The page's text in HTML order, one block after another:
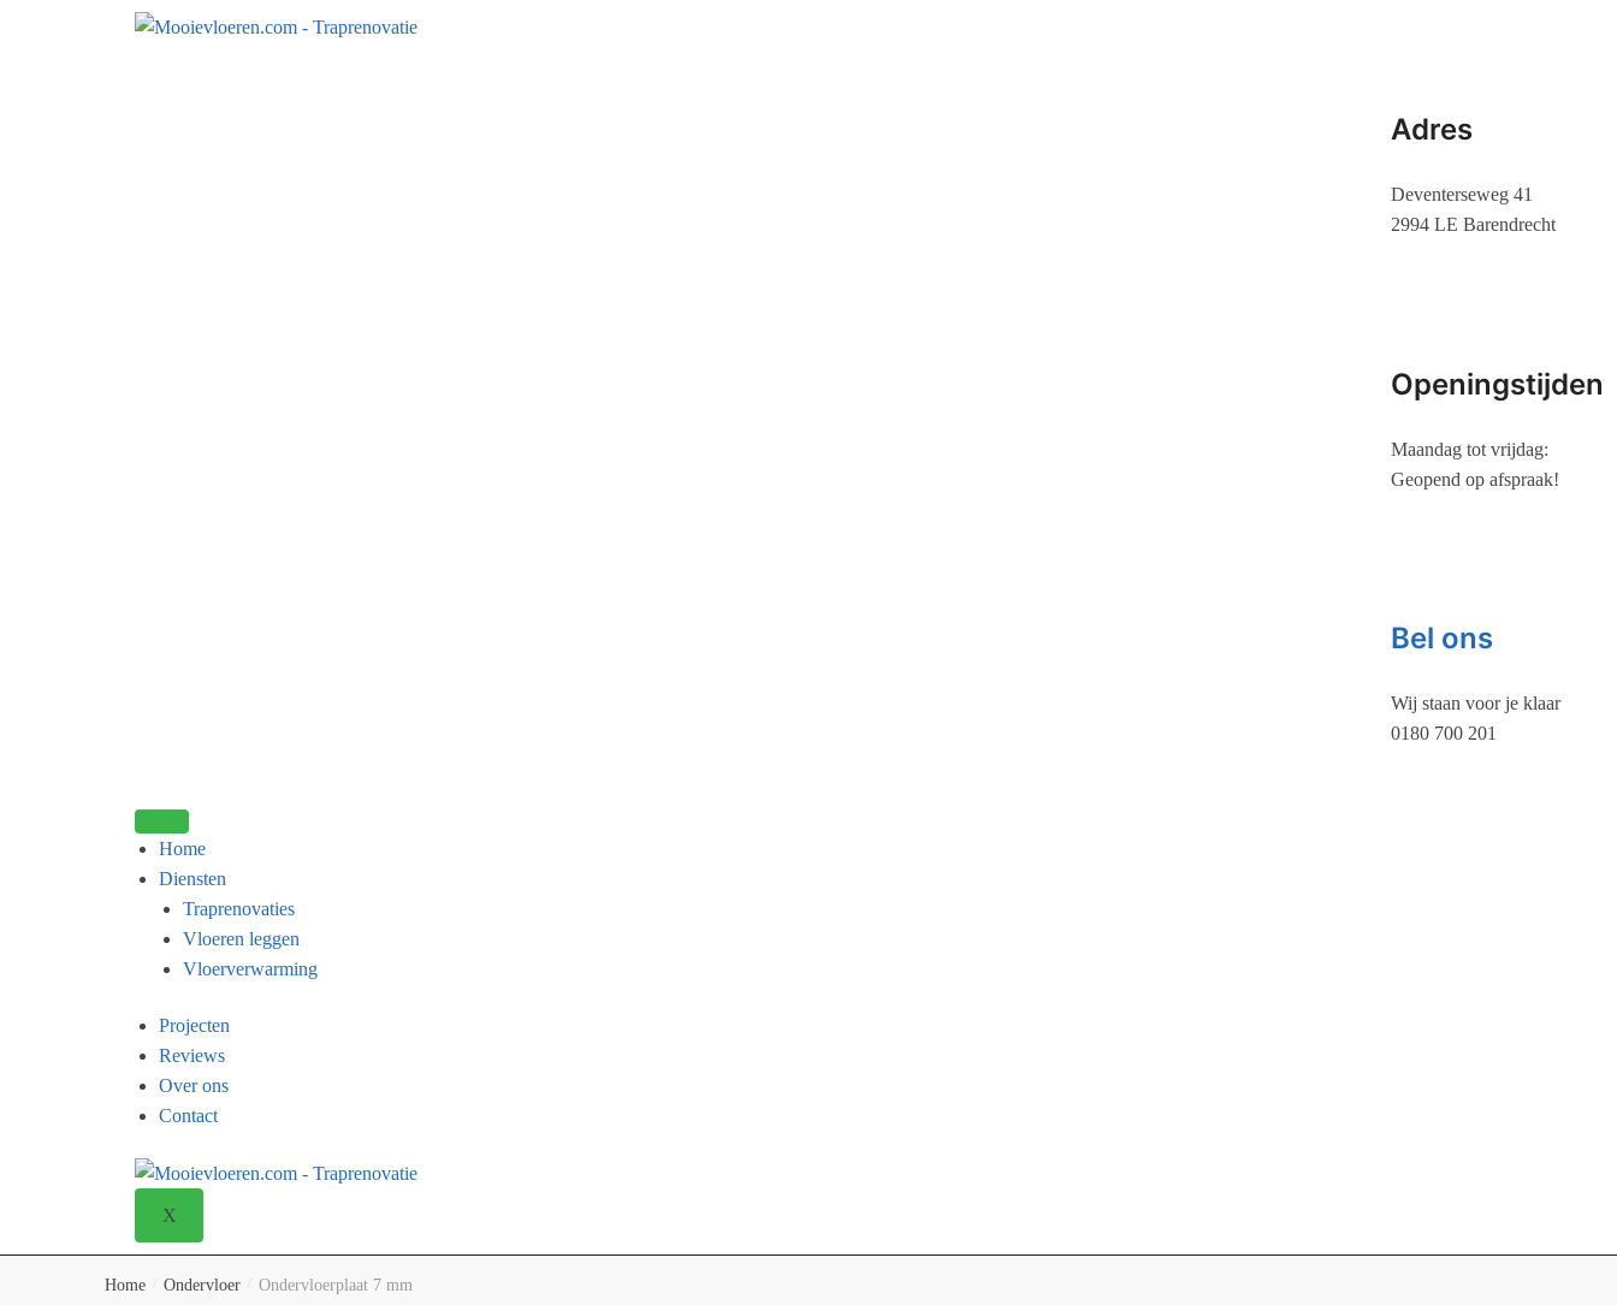
Adres
Deventerseweg 41
2994 LE Barendrecht
Openingstijden
Maandag tot vrijdag:
Geopend op afspraak!
Bel ons
Wij staan voor je klaar
0180 700 201
Home
Diensten
Traprenovaties
Vloeren leggen
Vloerverwarming
Projecten
Reviews
Over ons
Contact
X
Home Ondervloer Ondervloerplaat 7 mm